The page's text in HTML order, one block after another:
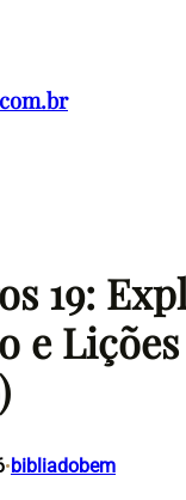
19:
e
•bibliadobem